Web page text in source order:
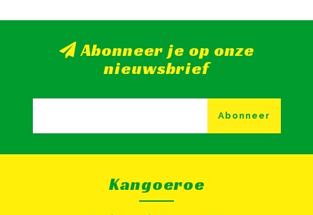
Abonneer je op onze
nieuwsbrief
Abonneer
Kangoeroe